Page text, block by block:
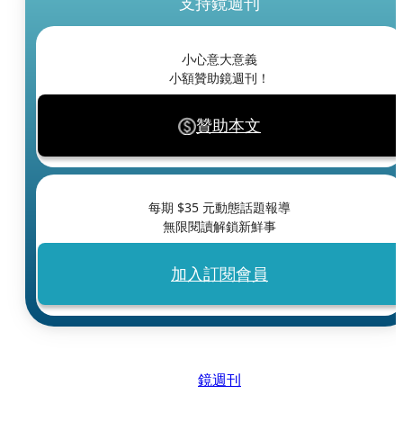
小心意大意義
小額贊助鏡週刊！
贊助本文
每期 $35 元動態話題報導
無限閱讀解鎖新鮮事
加入訂閱會員
鏡週刊